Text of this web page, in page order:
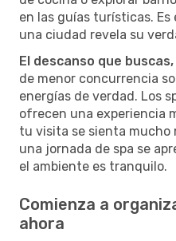
en las guías turísticas.
una ciudad revela su
El descanso que
de menor concurrencia
energías de verdad. Los
ofrecen una experiencia
tu visita se sienta mucho
una jornada de spa se
el ambiente es tranquilo.
Comienza a
ahora